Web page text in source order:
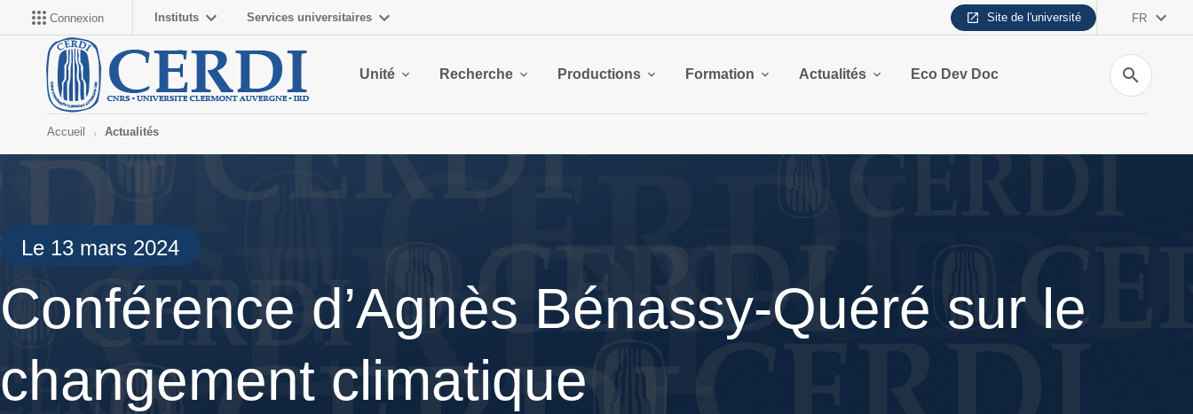
Connexion Instituts Services universitaires Site de l'université FR
Unité Recherche Productions Formation Actualités Eco Dev Doc
Recherche
Accueil Actualités
Le 13 mars 2024
Conférence d’Agnès Bénassy-Quéré sur le
changement climatique